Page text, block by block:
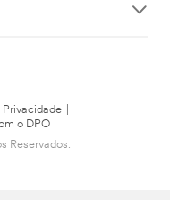
Privacidade
o DPO
Reservados.